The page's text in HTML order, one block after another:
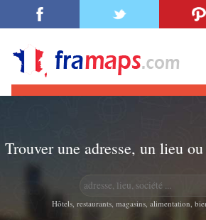
Trouver une adresse, un lieu
Hôtels, restaurants, magasins, alimentation,